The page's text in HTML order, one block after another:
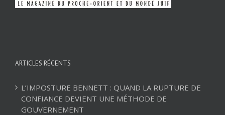
ARTICLES RÉCENTS
L’IMPOSTURE BENNETT : QUAND LA RUPTURE DE
CONFIANCE DEVIENT UNE MÉTHODE DE
GOUVERNEMENT